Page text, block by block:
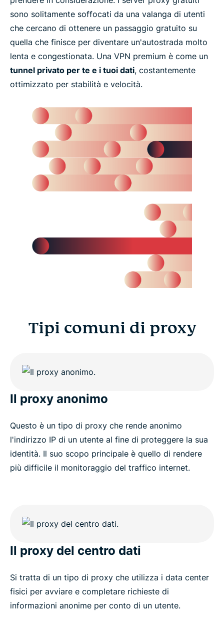
sono solitamente soffocati da una valanga di utenti
che cercano di ottenere un passaggio gratuito su
quella che finisce per diventare un'autostrada molto
lenta e congestionata. Una VPN premium è come un
tunnel privato per te e i tuoi dati, costantemente
ottimizzato per stabilità e velocità.
Tipi comuni di proxy
Il proxy anonimo
Questo è un tipo di proxy che rende anonimo
l'indirizzo IP di un utente al fine di proteggere la sua
identità. Il suo scopo principale è quello di rendere
più difficile il monitoraggio del traffico internet.
Il proxy del centro dati
Si tratta di un tipo di proxy che utilizza i data center
fisici per avviare e completare richieste di
informazioni anonime per conto di un utente.